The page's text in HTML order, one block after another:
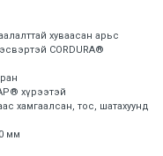
хуваасан арьс
CORDURA®
хүрээтэй
хамгаалсан, тос, шатахуунд
мм